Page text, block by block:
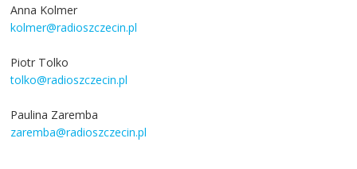
Anna Kolmer
kolmer@radioszczecin.pl
Piotr Tolko
tolko@radioszczecin.pl
Paulina Zaremba
zaremba@radioszczecin.pl